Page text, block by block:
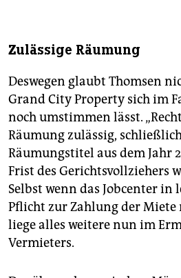
Zulässige Räumung
Deswegen glaubt Thomsen
Grand City Property sich im
noch umstimmen lässt.
Räumung zulässig,
Räumungstitel aus dem Jahr
Frist des Gerichtsvollziehers
Selbst wenn das Jobcenter
Pflicht zur Zahlung der Miete
liege alles weitere nun im
Vermieters.